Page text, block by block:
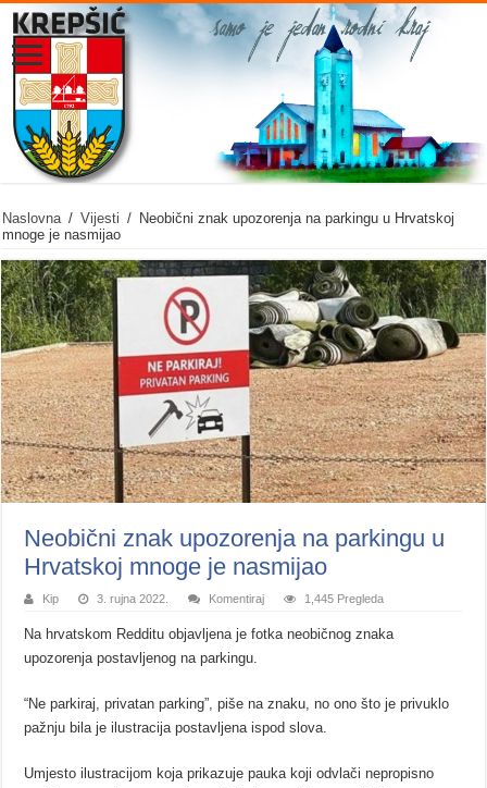
Naslovna / Vijesti / Neobični znak upozorenja na parkingu u Hrvatskoj
mnoge je nasmijao
Neobični znak upozorenja na parkingu u
Hrvatskoj mnoge je nasmijao
Kip 3. rujna 2022. Komentiraj 1,445 Pregleda
Na hrvatskom Redditu objavljena je fotka neobičnog znaka
upozorenja postavljenog na parkingu.
“Ne parkiraj, privatan parking”, piše na znaku, no ono što je privuklo
pažnju bila je ilustracija postavljena ispod slova.
Umjesto ilustracijom koja prikazuje pauka koji odvlači nepropisno